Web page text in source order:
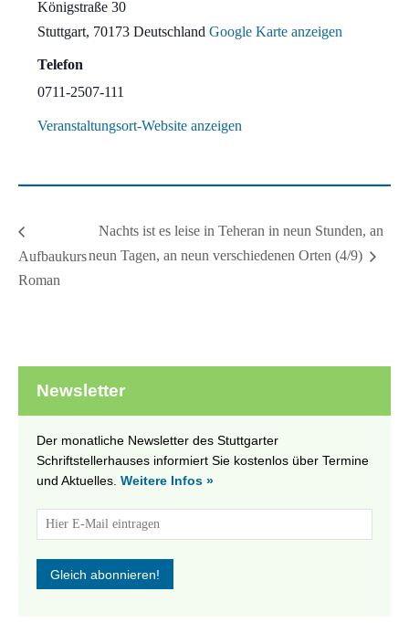
Königstraße 30
Stuttgart, 70173 Deutschland Google Karte anzeigen
Telefon
0711-2507-111
Veranstaltungsort-Website anzeigen
Aufbaukurs
Roman
Nachts ist es leise in Teheran in neun Stunden, an
neun Tagen, an neun verschiedenen Orten (4/9)
Newsletter
Der monatliche Newsletter des Stuttgarter
Schriftstellerhauses informiert Sie kostenlos über Termine
und Aktuelles. Weitere Infos »